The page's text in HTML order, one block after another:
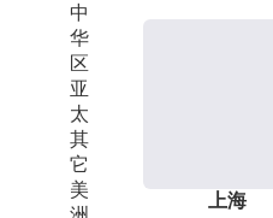
中
华
区
亚
太
其
它
美
上海